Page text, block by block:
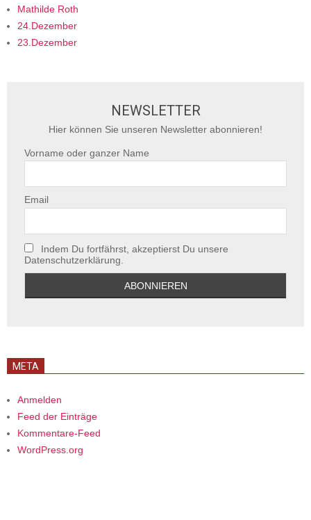
Mathilde Roth
24.Dezember
23.Dezember
NEWSLETTER
Hier können Sie unseren Newsletter abonnieren!
Vorname oder ganzer Name
Email
Indem Du fortfährst, akzeptierst Du unsere
Datenschutzerklärung.
META
Anmelden
Feed der Einträge
Kommentare-Feed
WordPress.org